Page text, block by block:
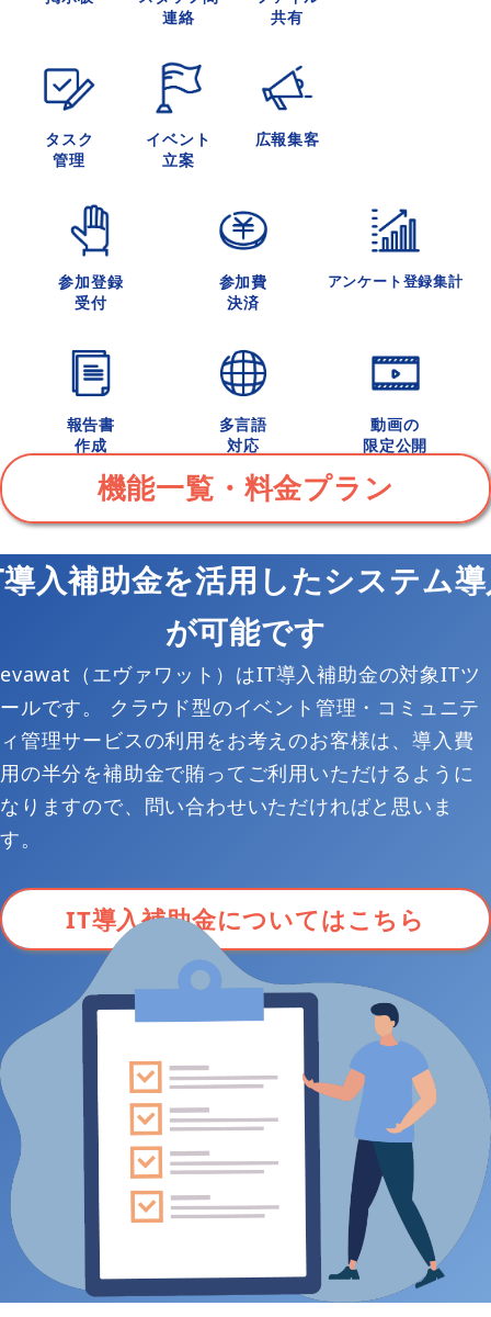
連絡
共有
タスク
管理
イベント
立案
広報集客
参加登録
受付
参加費
決済
アンケート登録集計
報告書
作成
多言語
対応
動画の
限定公開
機能一覧・料金プラン
入補助金を活用したシステム
が可能です
evawat（エヴァワット）はIT導入補助金の対象ITツ
ールです。 クラウド型のイベント管理・コミュニテ
ィ管理サービスの利用をお考えのお客様は、導入費
用の半分を補助金で賄ってご利用いただけるように
なりますので、問い合わせいただければと思いま
す。
IT導入補助金についてはこちら